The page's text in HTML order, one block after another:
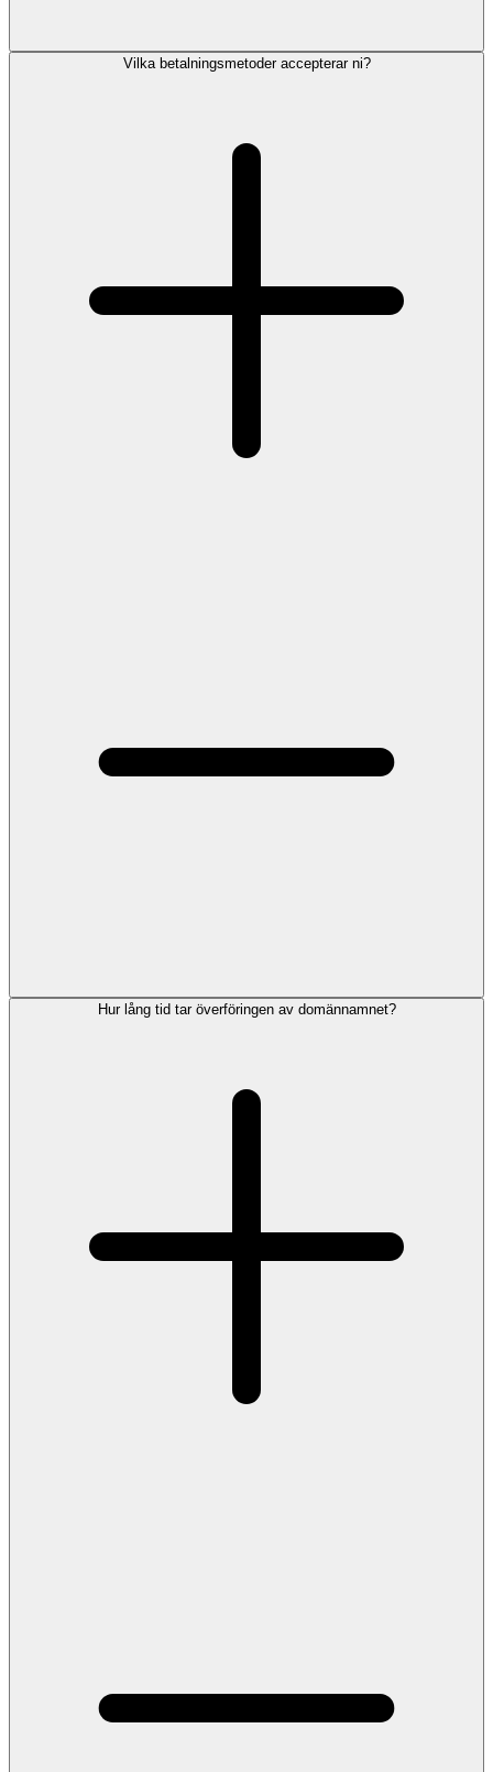
Vilka betalningsmetoder accepterar ni?
Hur lång tid tar överföringen av domännamnet?